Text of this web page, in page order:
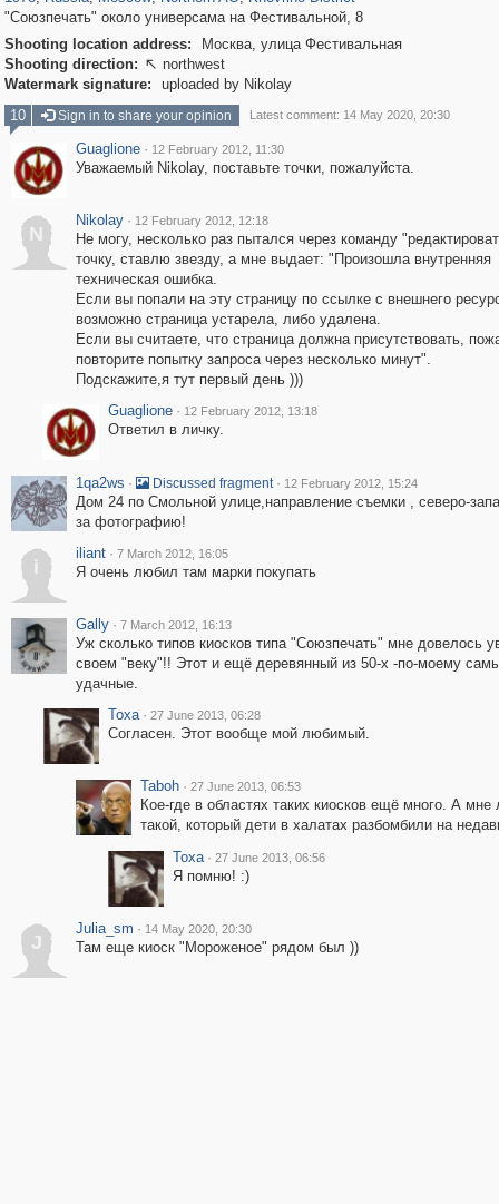
"Союзпечать" около универсама на Фестивальной, 8
Shooting location address:
Москва, улица Фестивальная
Shooting direction:  northwest
Watermark signature:
uploaded by Nikolay
10
Sign in to share your opinion Latest comment: 14 May 2020, 20:30
Guaglione · 12 February 2012, 11:30
Уважаемый Nikolay, поставьте точки, пожалуйста.
N
Nikolay · 12 February 2012, 12:18
Не могу, несколько раз пытался через команду
точку, ставлю звезду, а мне выдает: "Произошла внутренняя
техническая ошибка.
Если вы попали на эту страницу по ссылке с внешнего
возможно страница устарела, либо удалена.
Если вы считаете, что страница должна присутствовать,
повторите попытку запроса через несколько минут".
Подскажите,я тут первый день )))
Guaglione · 12 February 2012, 13:18
Ответил в личку.
1qa2ws · Discussed fragment · 12 February 2012, 15:24
Дом 24 по Смольной улице,направление съемки , северо-
за фотографию!
i
iliant · 7 March 2012, 16:05
Я очень любил там марки покупать
Gally · 7 March 2012, 16:13
Уж сколько типов киосков типа "Союзпечать" мне довелось
своем "веку"!! Этот и ещё деревянный из 50-х -по-моему
удачные.
Toxa · 27 June 2013, 06:28
Согласен. Этот вообще мой любимый.
Taboh · 27 June 2013, 06:53
Кое-где в областях таких киосков ещё много. А
такой, который дети в халатах разбомбили на
Toxa · 27 June 2013, 06:56
Я помню! :)
J
Julia_sm · 14 May 2020, 20:30
Там еще киоск "Мороженое" рядом был ))